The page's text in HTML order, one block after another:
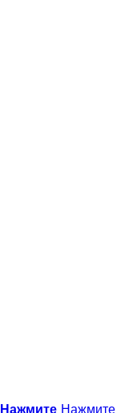
Нажмите Нажмите